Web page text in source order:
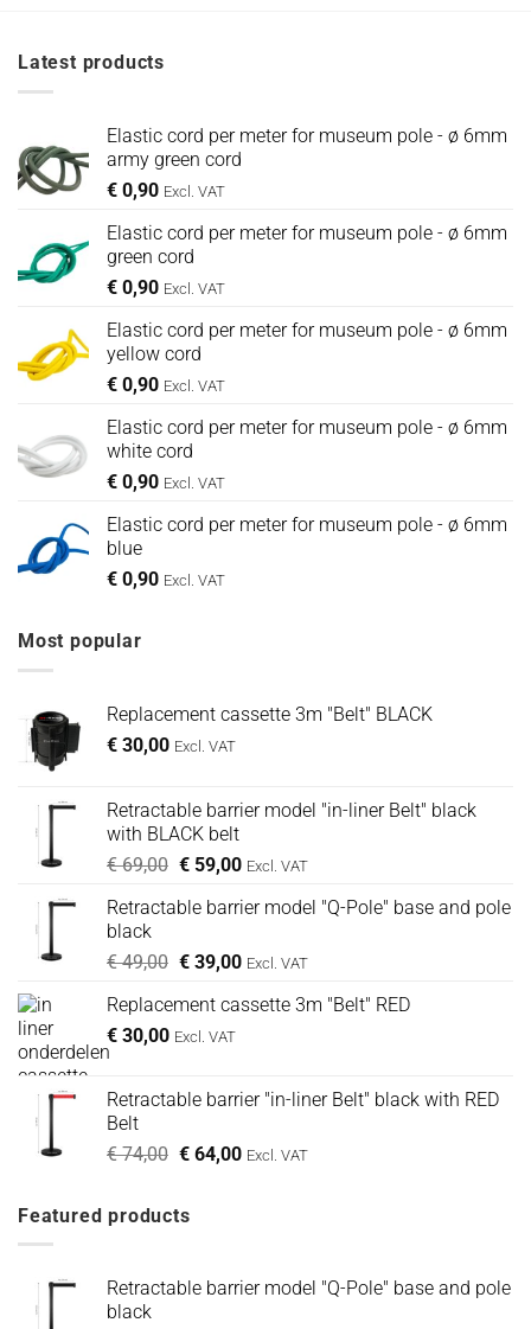
Latest products
Elastic cord per meter for museum pole - ø 6mm
army green cord
€ 0,90 Excl. VAT
Elastic cord per meter for museum pole - ø 6mm
green cord
€ 0,90 Excl. VAT
Elastic cord per meter for museum pole - ø 6mm
yellow cord
€ 0,90 Excl. VAT
Elastic cord per meter for museum pole - ø 6mm
white cord
€ 0,90 Excl. VAT
Elastic cord per meter for museum pole - ø 6mm
blue
€ 0,90 Excl. VAT
Most popular
Replacement cassette 3m "Belt" BLACK
€ 30,00 Excl. VAT
Retractable barrier model "in-liner Belt" black
with BLACK belt
€69,00 Oorspronkelijke
was:
€59,00Huidige
is:
Excl. VAT
Retractable barrier model "Q-Pole" base and pole
black
€49,00 Oorspronkelijke
was:
€ 49,00.
€39,00Huidige
is:
Excl. VAT
Replacement cassette 3m "Belt" RED
€ 30,00 Excl. VAT
Retractable barrier "in-liner Belt" black with RED
Belt
€74,00 Oorspronkelijke
€ 74,00.
€64,00Huidige
Excl. VAT
Featured products
Retractable barrier model "Q-Pole" base and pole
black